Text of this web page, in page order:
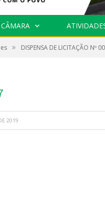
» DISPENSA DE LICITAÇÃO Nº
2019